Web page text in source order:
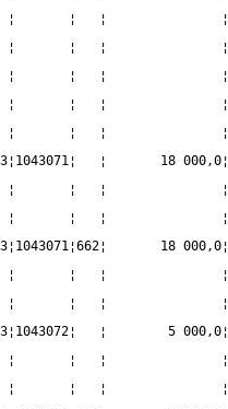
¦    ¦       ¦   ¦               ¦
¦    ¦       ¦   ¦               ¦
¦    ¦       ¦   ¦               ¦
¦    ¦       ¦   ¦               ¦
¦    ¦       ¦   ¦               ¦
¦       18 000,0¦
¦    ¦       ¦   ¦               ¦
¦    ¦       ¦   ¦               ¦
18 000,0¦
¦    ¦       ¦   ¦               ¦
¦       ¦   ¦               ¦
¦        5 000,0¦
¦    ¦       ¦   ¦               ¦
¦    ¦       ¦   ¦               ¦